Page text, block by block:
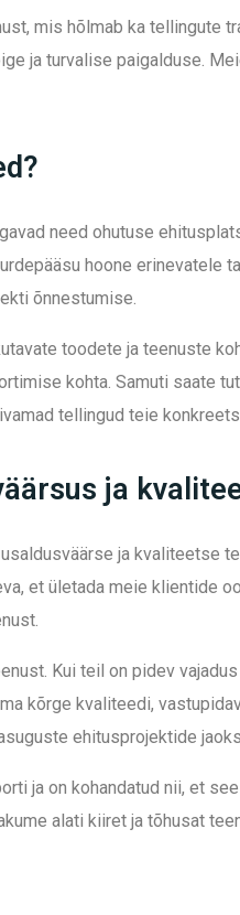
mis hõlmab ka tellingute
ja turvalise paigalduse.
need ohutuse
hoone
õnnestumise.
toodete ja teenuste
kohta. Samuti saate
tellingud teie
ja
ja kvaliteetse
et ületada meie klientide
Kui teil on pidev
kõrge kvaliteedi,
ehitusprojektide
ja on kohandatud nii, et
alati kiiret ja tõhusat